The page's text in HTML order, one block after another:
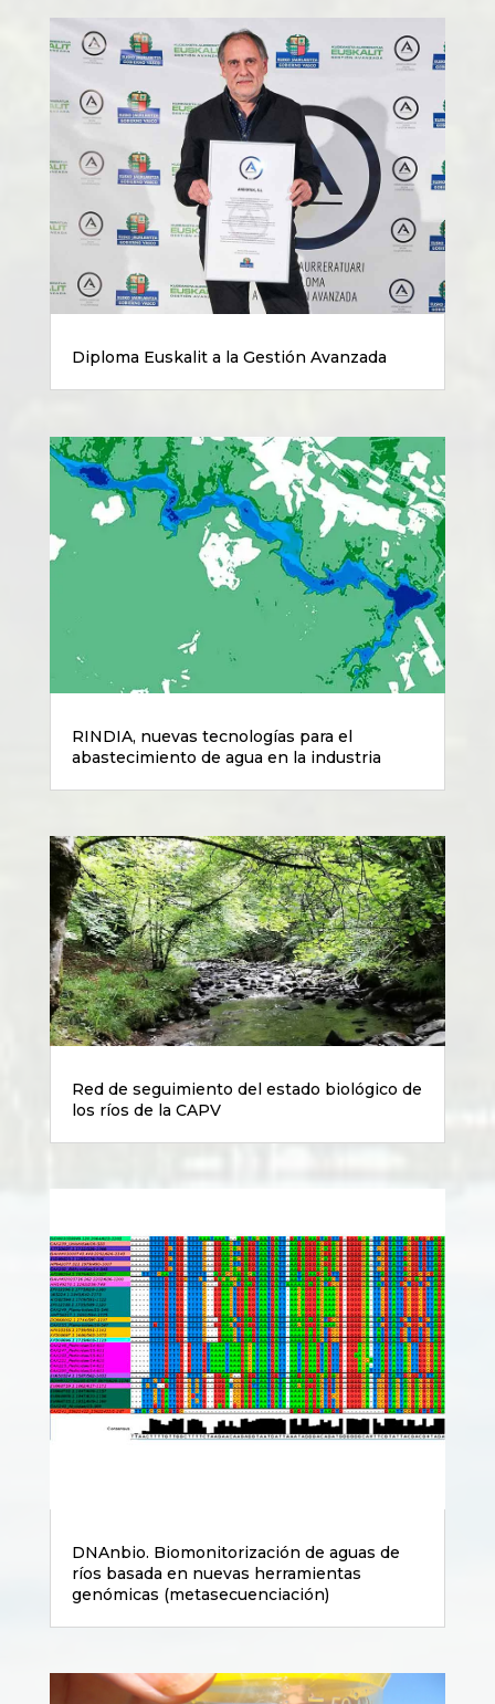
Diploma Euskalit a la Gestión Avanzada
RINDIA, nuevas tecnologías para el
abastecimiento de agua en la industria
Red de seguimiento del estado biológico de
los ríos de la CAPV
DNAnbio. Biomonitorización de aguas de
ríos basada en nuevas herramientas
genómicas (metasecuenciación)